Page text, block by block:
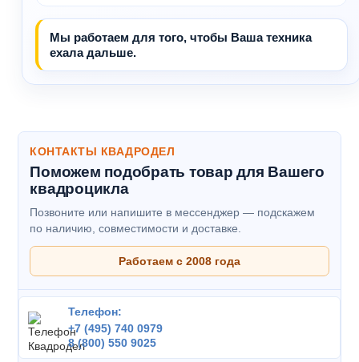
Мы работаем для того, чтобы Ваша техника
ехала дальше.
КОНТАКТЫ КВАДРОДЕЛ
Поможем подобрать товар для Вашего
квадроцикла
Позвоните или напишите в мессенджер — подскажем
по наличию, совместимости и доставке.
Работаем с 2008 года
Телефон:
+7 (495) 740 0979
8 (800) 550 9025